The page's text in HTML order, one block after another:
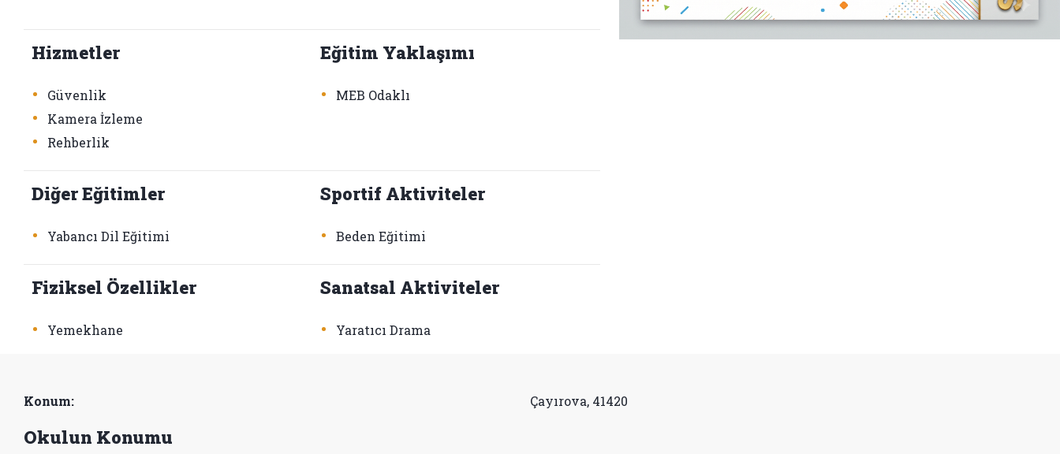
Hizmetler
• Güvenlik
• Kamera İzleme
• Rehberlik
Eğitim Yaklaşımı
• MEB Odaklı
Diğer Eğitimler
• Yabancı Dil Eğitimi
Sportif Aktiviteler
• Beden Eğitimi
Fiziksel Özellikler
• Yemekhane
Sanatsal Aktiviteler
• Yaratıcı Drama
Konum: Çayırova, 41420
Okulun Konumu